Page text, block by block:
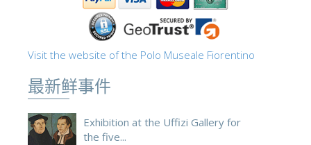
Visit the website of the Polo Museale Fiorentino
最新鲜事件
Exhibition at the Uffizi Gallery for
the five...